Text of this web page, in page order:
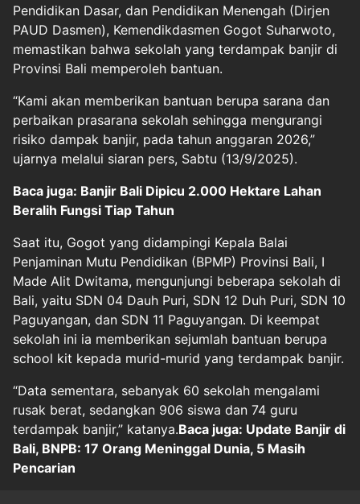
Pendidikan Dasar, dan Pendidikan Menengah (Dirjen
PAUD Dasmen), Kemendikdasmen Gogot Suharwoto,
memastikan bahwa sekolah yang terdampak banjir di
Provinsi Bali memperoleh bantuan.
“Kami akan memberikan bantuan berupa sarana dan
perbaikan prasarana sekolah sehingga mengurangi
risiko dampak banjir, pada tahun anggaran 2026,”
ujarnya melalui siaran pers, Sabtu (13/9/2025).
Baca juga: Banjir Bali Dipicu 2.000 Hektare Lahan
Beralih Fungsi Tiap Tahun
Saat itu, Gogot yang didampingi Kepala Balai
Penjaminan Mutu Pendidikan (BPMP) Provinsi Bali, I
Made Alit Dwitama, mengunjungi beberapa sekolah di
Bali, yaitu SDN 04 Dauh Puri, SDN 12 Duh Puri, SDN 10
Paguyangan, dan SDN 11 Paguyangan. Di keempat
sekolah ini ia memberikan sejumlah bantuan berupa
school kit kepada murid-murid yang terdampak banjir.
“Data sementara, sebanyak 60 sekolah mengalami
rusak berat, sedangkan 906 siswa dan 74 guru
terdampak banjir,” katanya.Baca juga: Update Banjir di
Bali, BNPB: 17 Orang Meninggal Dunia, 5 Masih
Pencarian